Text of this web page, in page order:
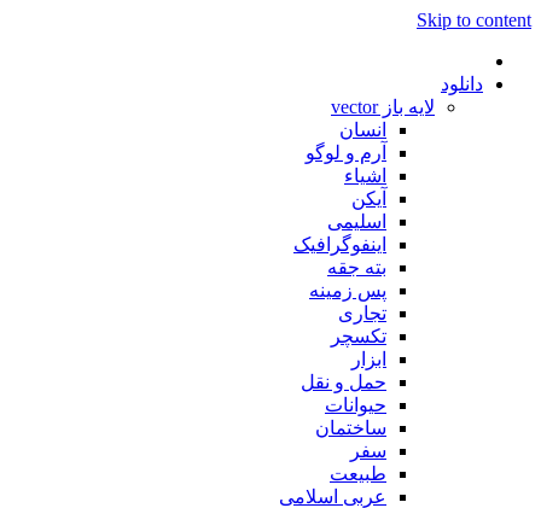
Skip to content
دانلود
لایه باز vector
انسان
آرم و لوگو
اشیاء
آیکن
اسلیمی
اینفوگرافیک
بته جقه
پس زمینه
تجاری
تکسچر
ابزار
حمل و نقل
حیوانات
ساختمان
سفر
طبیعت
عربی اسلامی